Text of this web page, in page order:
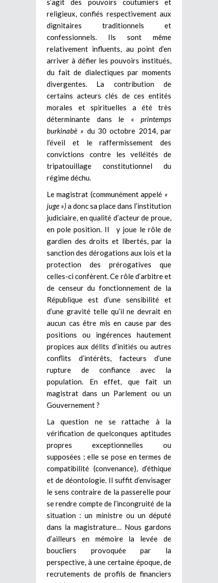
religieux, confiés respectivement aux
dignitaires traditionnels et
confessionnels. Ils sont même
relativement influents, au point d’en
arriver à défier les pouvoirs institués,
du fait de dialectiques par moments
divergentes. La contribution de
certains acteurs clés de ces entités
morales et spirituelles a été très
déterminante dans le « printemps
burkinabè » du 30 octobre 2014, par
l’éveil et le raffermissement des
convictions contre les velléités de
tripatouillage constitutionnel du
régime déchu.
Le magistrat (communément appelé «
juge »)a donc sa place dans l’institution
judiciaire, en qualité d’acteur de proue,
en pole position. Il y joue le rôle de
gardien des droits et libertés, par la
sanction des dérogations aux lois et la
protection des prérogatives que
celles-ci confèrent. Ce rôle d’arbitre et
de censeur du fonctionnement de la
République est d’une sensibilité et
d’une gravité telle qu’il ne devrait en
aucun cas être mis en cause par des
positions ou ingérences hautement
propices aux délits d’initiés ou autres
conflits d’intérêts, facteurs d’une
rupture de confiance avec la
population. En effet, que fait un
magistrat dans un Parlement ou un
Gouvernement ?
La question ne se rattache à la
vérification de quelconques aptitudes
propres exceptionnelles ou
supposées ; elle se pose en termes de
compatibilité (convenance), d’éthique
et de déontologie. Il suffit d’envisager
le sens contraire de la passerelle pour
se rendre compte de l’incongruité de la
situation : un ministre ou un député
dans la magistrature… Nous gardons
d’ailleurs en mémoire la levée de
boucliers provoquée par la
perspective, à une certaine époque, de
recrutements de profils de financiers